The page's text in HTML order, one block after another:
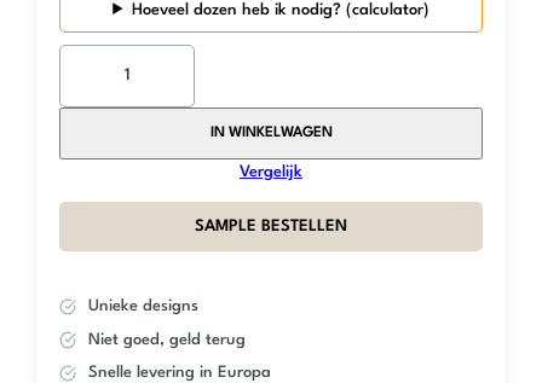
Hoeveel dozen heb ik nodig?
Factory
Dark
–
IN WINKELWAGEN
Vergelijk
SAMPLE BESTELLEN
Unieke designs
Niet goed, geld terug
Snelle levering in Europa